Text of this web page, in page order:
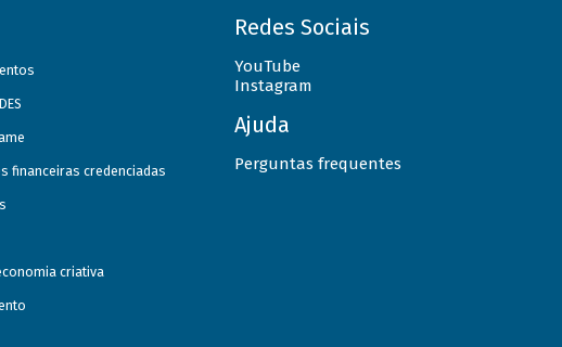
financeiras credenciadas
criativa
Redes Sociais
YouTube
Instagram
Ajuda
Perguntas frequentes